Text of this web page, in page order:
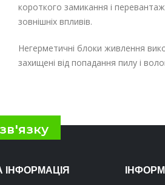
короткого замикання і
зовнішніх впливів.
Негерметичні блоки живлення
захищені від попадання пилу і
ІНФОРМАЦІЯ